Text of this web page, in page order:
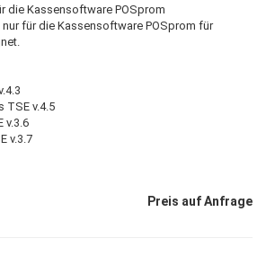
die Kassensoftware POSprom
für die Kassensoftware POSprom für
TSE v.4.5
v.3.6
v.3.7
Preis auf Anfrage